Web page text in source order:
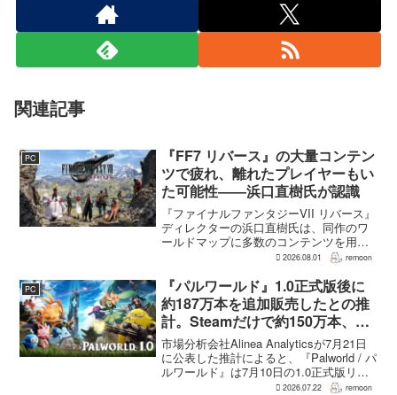
関連記事
PC
『FF7 リバース』の大量コンテン
ツで疲れ、離れたプレイヤーもい
た可能性――浜口直樹氏が認識
『ファイナルファンタジーVII リバース』
ディレクターの浜口直樹氏は、同作のワ
ールドマップに多数のコンテンツを用意
したことで、一部のプレイヤーが疲れを
性があるとの認識を示した。
GamesRadar+のイン...
2026.08.01 remoon
PC
『パルワールド』1.0正式版後に
約187万本を追加販売したとの推
計。Steamだけで約150万本、累
計3050万本規模
市場分析会社Alinea Analyticsが7月21日
に公表した推計によると、『Palworld / パ
ルワールド』は7月10日の1.0正式版リリ
ース後、Steamで約150万本、PS5で約30
2026.07.22 remoon